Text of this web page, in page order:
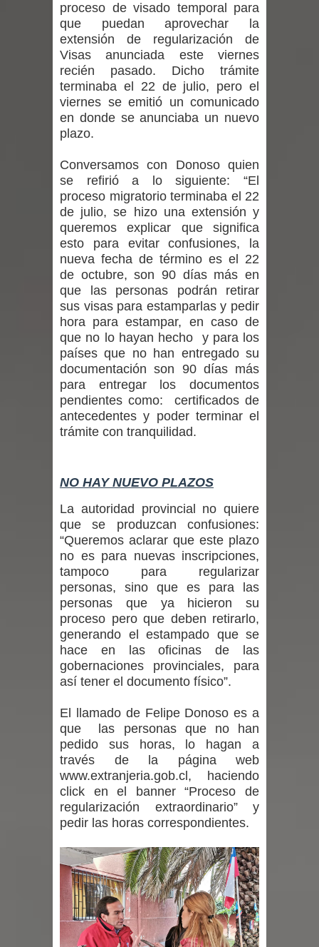
Curicó desarrollará jornada de
vacunación contra la Influenza y otros
virus respiratorios
Empedrado desarrolló con éxito el
Banda linarense Los Remembers
regresa de Brasil tras impulsar un
intercambio musical y pedagógico
con comunidades escolares
Alta positividad en influenza hace que
expertos reiteren llamado a
vacunarse
Mario Meza endurece críticas contra
ministra de Salud por dejar fuera a
mantiene despliegue para apoyar a
niños y adolescentes durante la
emergencia.
Del anime al K-pop: especialistas U.
de Chile analizan el creciente interés
por las culturas japonesa y coreana
Renuncia del seremi Minvu en el
Maule golpea al Gobierno en medio de
denuncias por viviendas sociales en
Talca
Diputado Jorge Guzmán rechaza
proyecto de interconexión eléctrica
en la alta cordillera del Maule por su
impacto ambiental
INDAP entregó $189 millones en
proceso de visado temporal para
que puedan aprovechar la
extensión de regularización de
Visas anunciada este viernes
recién pasado. Dicho trámite
terminaba el 22 de julio, pero el
viernes se emitió un comunicado
en donde se anunciaba un nuevo
plazo.
Conversamos con Donoso quien
se refirió a lo siguiente: “El
proceso migratorio terminaba el 22
de julio, se hizo una extensión y
queremos explicar que significa
esto para evitar confusiones, la
nueva fecha de término es el 22
de octubre, son 90 días más en
que las personas podrán retirar
sus visas para estamparlas y pedir
hora para estampar, en caso de
que no lo hayan hecho y para los
países que no han entregado su
documentación son 90 días más
para entregar los documentos
pendientes como: certificados de
antecedentes y poder terminar el
trámite con tranquilidad.
NO HAY NUEVO PLAZOS
La autoridad provincial no quiere
que se produzcan confusiones:
“Queremos aclarar que este plazo
no es para nuevas inscripciones,
tampoco para regularizar
personas, sino que es para las
personas que ya hicieron su
proceso pero que deben retirarlo,
generando el estampado que se
hace en las oficinas de las
gobernaciones provinciales, para
así tener el documento físico”.
El llamado de Felipe Donoso es a
que las personas que no han
pedido sus horas, lo hagan a
través de la página web
www.extranjeria.gob.cl, haciendo
click en el banner “Proceso de
regularización extraordinario” y
pedir las horas correspondientes.